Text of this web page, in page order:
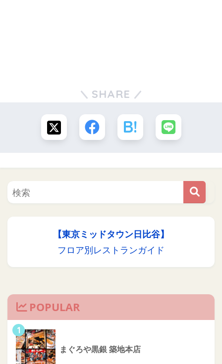
SHARE
【東京ミッドタウン日比谷】
フロア別レストランガイド
POPULAR
1
まぐろや黒銀 築地本店